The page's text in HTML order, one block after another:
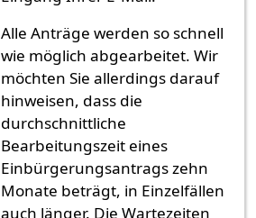
Alle Anträge werden so schnell
wie möglich abgearbeitet. Wir
möchten Sie allerdings darauf
hinweisen, dass die
durchschnittliche
Bearbeitungszeit eines
Einbürgerungsantrags zehn
Monate beträgt, in Einzelfällen
auch länger. Die Wartezeiten